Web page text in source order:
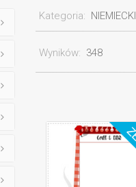
Kategoria: NIEMIECKI
Wyników: 348